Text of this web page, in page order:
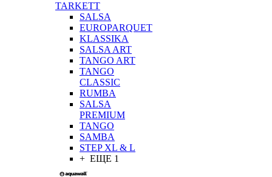
TARKETT
SALSA
EUROPARQUET
KLASSIKA
SALSA ART
TANGO ART
TANGO
CLASSIC
RUMBA
SALSA
PREMIUM
TANGO
SAMBA
STEP XL & L
+ ЕЩЕ 1